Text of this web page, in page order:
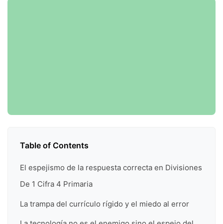
Table of Contents
El espejismo de la respuesta correcta en Divisiones
De 1 Cifra 4 Primaria
La trampa del currículo rígido y el miedo al error